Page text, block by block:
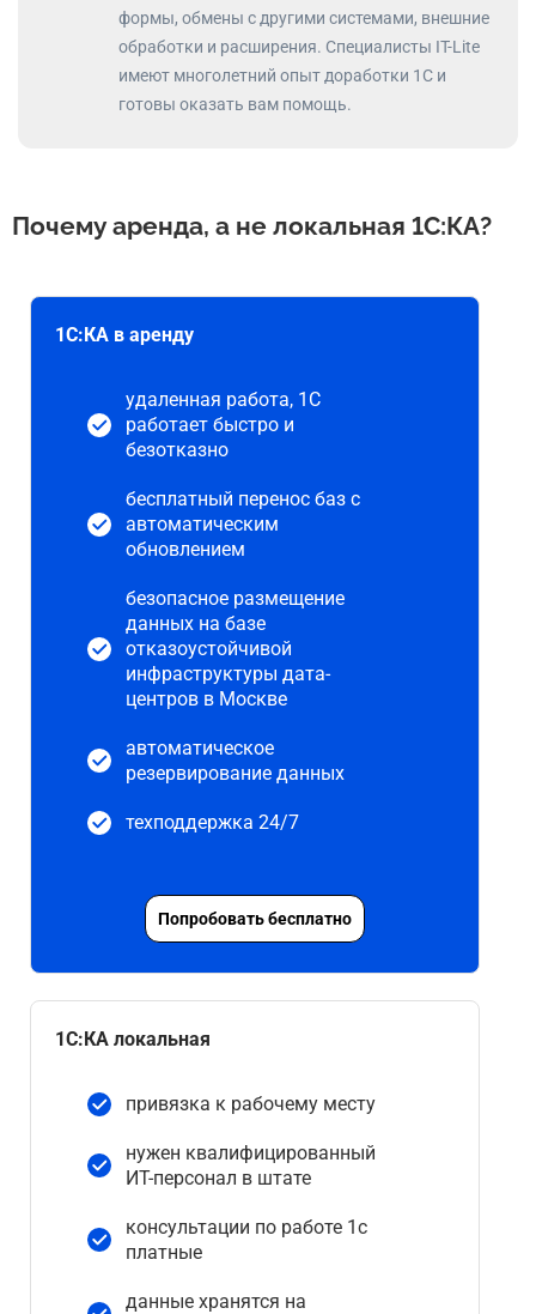
формы, обмены с другими системами, внешние
обработки и расширения. Специалисты IT-Lite
имеют многолетний опыт доработки 1С и
готовы оказать вам помощь.
Почему аренда, а не локальная 1C:КА?
1С:КА в аренду
удаленная работа, 1С
работает быстро и
безотказно
бесплатный перенос баз с
автоматическим
обновлением
безопасное размещение
данных на базе
отказоустойчивой
инфраструктуры дата-
центров в Москве
автоматическое
резервирование данных
техподдержка 24/7
Попробовать бесплатно
1С:КА локальная
привязка к рабочему месту
нужен квалифицированный
ИТ-персонал в штате
консультации по работе 1с
платные
данные хранятся на